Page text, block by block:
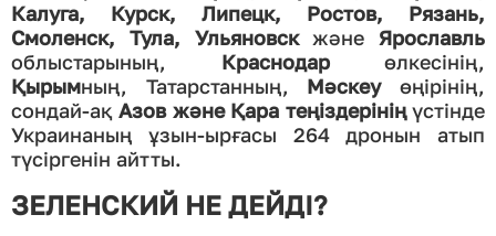
Калуга, Курск, Липецк, Ростов, Рязань,
Смоленск, Тула, Ульяновскжәне Ярославль
облыстарының, Краснодар өлкесінің,
Қырымның, Татарстанның, Мәскеуөңірінің,
сондай-ақАзов және Қара теңіздерініңүстінде
Украинаның ұзын-ырғасы 264 дронын атып
түсіргенін айтты.
ЗЕЛЕНСКИЙ НЕ ДЕЙДІ?